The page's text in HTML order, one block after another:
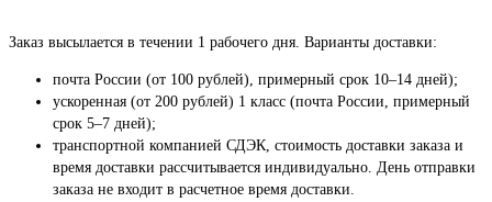
Заказ высылается в течении 1 рабочего дня. Варианты доставки:
почта России (от 100 рублей), примерный срок 10–14 дней);
ускоренная (от 200 рублей) 1 класс (почта России, примерный
срок 5–7 дней);
транспортной компанией СДЭК, стоимость доставки заказа и
время доставки рассчитывается индивидуально. День отправки
заказа не входит в расчетное время доставки.